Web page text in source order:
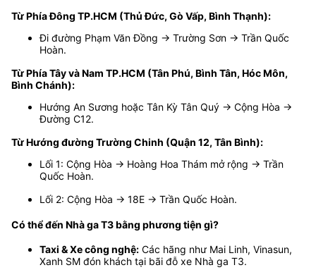
Từ Phía Đông TP.HCM (Thủ Đức, Gò Vấp, Bình Thạnh):
Đi đường Phạm Văn Đồng → Trường Sơn → Trần Quốc
Hoàn.
Từ Phía Tây và Nam TP.HCM (Tân Phú, Bình Tân, Hóc Môn,
Bình Chánh):
Hướng An Sương hoặc Tân Kỳ Tân Quý → Cộng Hòa →
Đường C12.
Từ Hướng đường Trường Chinh (Quận 12, Tân Bình):
Lối 1: Cộng Hòa → Hoàng Hoa Thám mở rộng → Trần
Quốc Hoàn.
Lối 2: Cộng Hòa → 18E → Trần Quốc Hoàn.
Có thể đến Nhà ga T3 bằng phương tiện gì?
Taxi & Xe công nghệ: Các hãng như Mai Linh, Vinasun,
Xanh SM đón khách tại bãi đỗ xe Nhà ga T3.